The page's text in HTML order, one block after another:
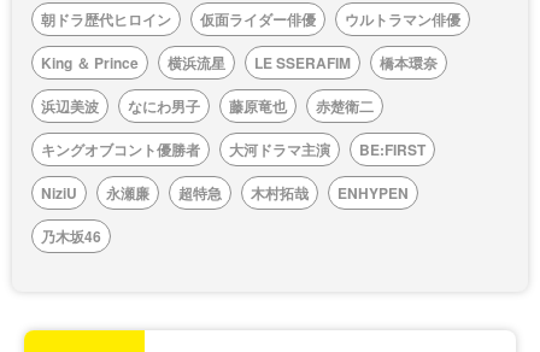
朝ドラ歴代ヒロイン 仮面ライダー俳優
ウルトラマン俳優
King ＆ Prince
横浜流星 LE SSERAFIM
橋本環奈
浜辺美波
なにわ男子 藤原竜也
赤楚衛二
キングオブコント優勝者
大河ドラマ主演
BE:FIRST
NiziU
永瀬廉 超特急 木村拓哉
ENHYPEN
乃木坂46